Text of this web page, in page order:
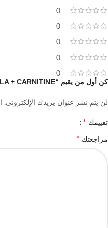
0
0
0
0
0
كن أول من يقيم “CLA + CARNITINE”
لن يتم نشر عنوان بريدك الإلكتروني.
تقييمك *
مراجعتك *